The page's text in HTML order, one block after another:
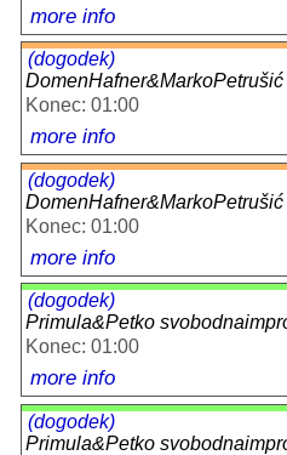
more info
(dogodek)
Konec: 01:00
more info
(dogodek)
Konec: 01:00
more info
(dogodek)
Primula&Petko
Konec: 01:00
more info
(dogodek)
Primula&Petko